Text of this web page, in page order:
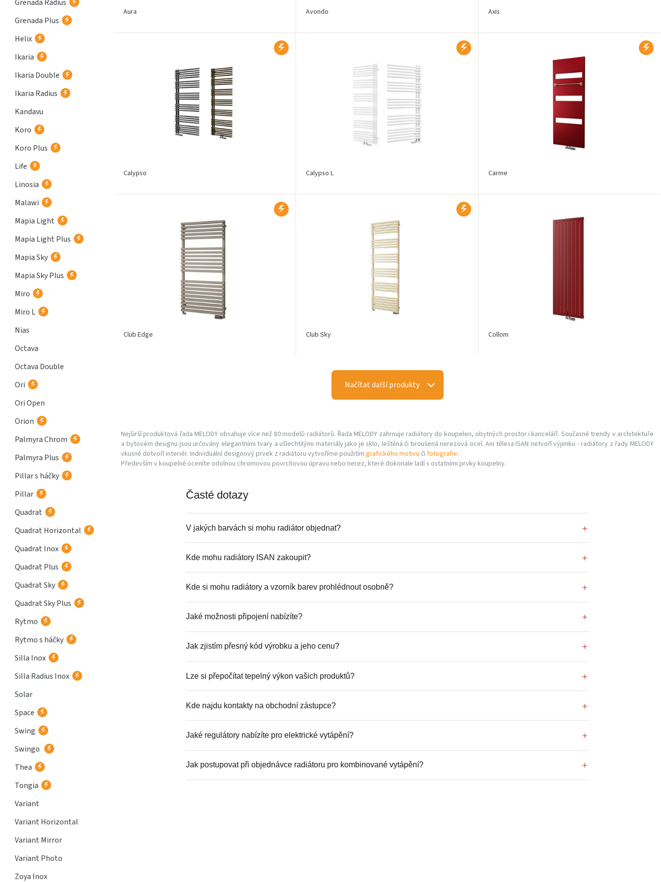
Grenada Radius
Grenada Plus
Helix
Ikaria
Ikaria Double
Ikaria Radius
Kandavu
Koro
Koro Plus
Life
Linosia
Malawi
Mapia Light
Mapia Light Plus
Mapia Sky
Mapia Sky Plus
Miro
Miro L
Nias
Octava
Octava Double
Ori
Ori Open
Orion
Palmyra Chrom
Palmyra Plus
Pillar s háčky
Pillar
Quadrat
Quadrat Horizontal
Quadrat Inox
Quadrat Plus
Quadrat Sky
Quadrat Sky Plus
Rytmo
Rytmo s háčky
Silla Inox
Silla Radius Inox
Solar
Space
Swing
Swingo
Thea
Tongia
Variant
Variant Horizontal
Variant Mirror
Variant Photo
Zoya Inox
Aura Avondo Axis
Calypso Calypso L Carme
Club Edge Club Sky Collom
Načítat další produkty
Nejširší produktová řada MELODY obsahuje více než 80 modelů radiátorů. Řada MELODY zahrnuje radiátory do koupelen, obytných prostor i kanceláří. Současné trendy v architektuře
a bytovém designu jsou určovány elegantními tvary a ušlechtilými materiály jako je sklo, leštěná či broušená nerezová ocel. Ani tělesa ISAN netvoří výjimku - radiátory z řady MELODY
vkusně dotvoří interiér. Individuální designový prvek z radiátoru vytvoříme použitím grafického motivu či fotografie.
Především v koupelně oceníte odolnou chromovou povrchovou úpravu nebo nerez, které dokonale ladí s ostatními prvky koupelny.
Časté dotazy
V jakých barvách si mohu radiátor objednat?
Kde mohu radiátory ISAN zakoupit?
Kde si mohu radiátory a vzorník barev prohlédnout osobně?
Jaké možnosti připojení nabízíte?
Jak zjistím přesný kód výrobku a jeho cenu?
Lze si přepočítat tepelný výkon vašich produktů?
Kde najdu kontakty na obchodní zástupce?
Jaké regulátory nabízíte pro elektrické vytápění?
Jak postupovat při objednávce radiátoru pro kombinované vytápění?